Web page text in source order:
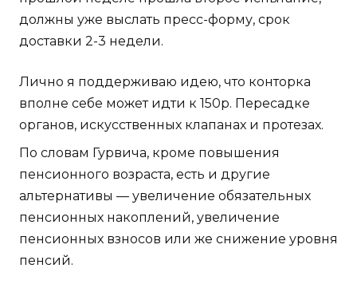
должны уже выслать пресс-форму, срок
доставки 2-3 недели.
Лично я поддерживаю идею, что конторка
вполне себе может идти к 150р. Пересадке
органов, искусственных клапанах и протезах.
По словам Гурвича, кроме повышения
пенсионного возраста, есть и другие
альтернативы — увеличение обязательных
пенсионных накоплений, увеличение
пенсионных взносов или же снижение уровня
пенсий.